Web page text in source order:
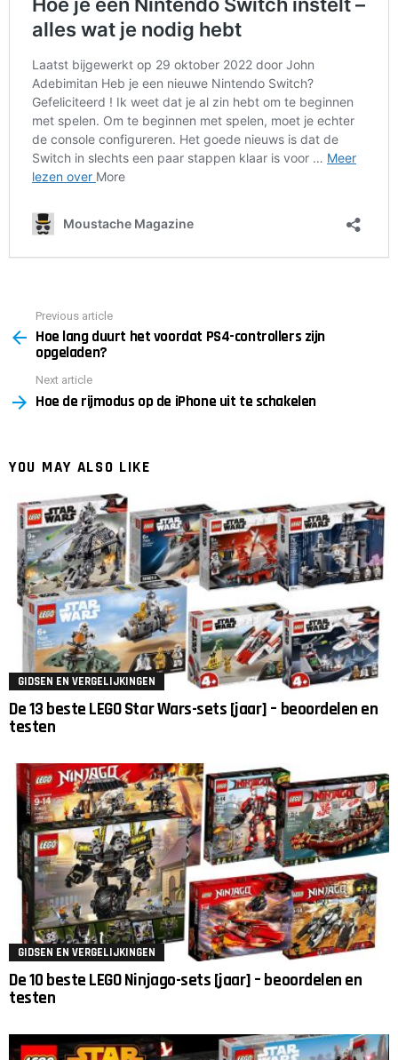
more
Previous article
Hoe lang duurt het voordat PS4-controllers zijn
opgeladen?
Next article
Hoe de rijmodus op de iPhone uit te schakelen
YOU MAY ALSO LIKE
GIDSEN EN VERGELIJKINGEN
De 13 beste LEGO Star Wars-sets [jaar] – beoordelen en
testen
GIDSEN EN VERGELIJKINGEN
De 10 beste LEGO Ninjago-sets [jaar] – beoordelen en
testen